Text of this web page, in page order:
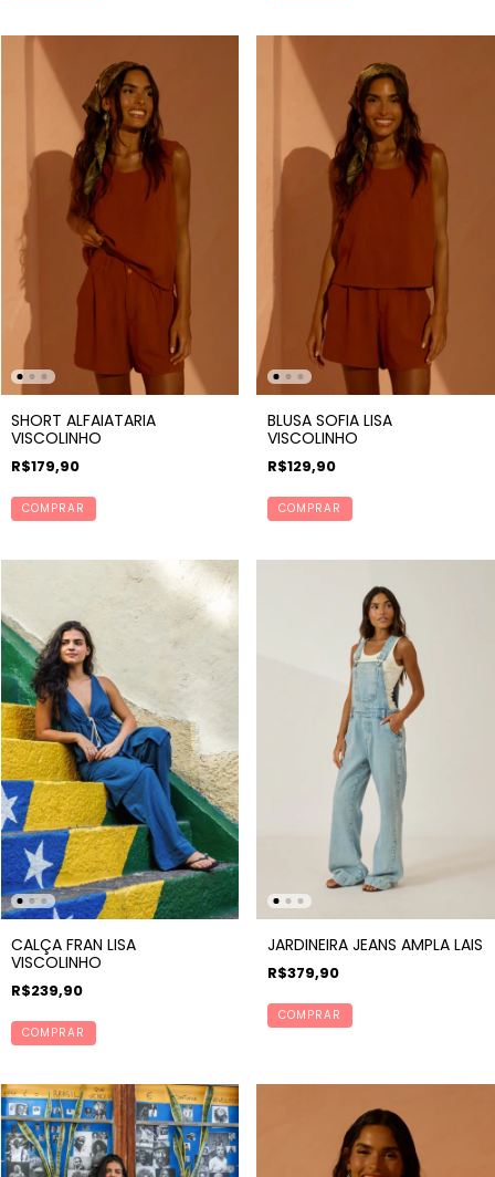
SHORT ALFAIATARIA
VISCOLINHO
R$179,90
COMPRAR
BLUSA SOFIA LISA
VISCOLINHO
R$129,90
COMPRAR
CALÇA FRAN LISA
VISCOLINHO
R$239,90
COMPRAR
JARDINEIRA JEANS AMPLA LAIS
R$379,90
COMPRAR